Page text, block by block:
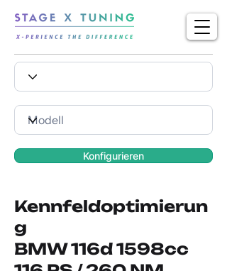
Konfigurieren
Kennfeldoptimierun
g
BMW 116d 1598cc